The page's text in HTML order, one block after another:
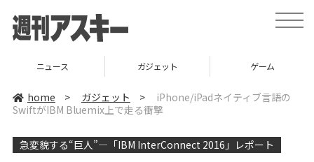
t
o
v
ニュース ガジェット ゲーム
home > ガジェット >
iPhone/iPadネイティブ言語の
SwiftがIBM Bluemix上で走る衝撃
急変貌する“巨人”―「IBM InterConnect 2016」レポート